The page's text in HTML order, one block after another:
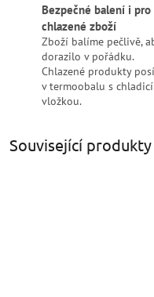
Bezpečné balení i pro
chlazené zboží
Zboží balíme pečlivě,
dorazilo v pořádku.
Chlazené produkty
v termoobalu s chladicí
vložkou.
Související produkty